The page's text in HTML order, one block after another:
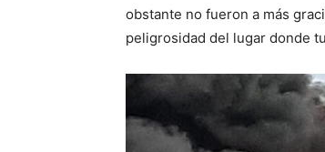
obstante no fueron a más
peligrosidad del lugar donde